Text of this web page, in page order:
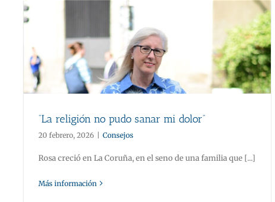
“La religión no pudo sanar mi dolor”
20 febrero, 2026 Consejos
Rosa creció en La Coruña, en el seno de una familia que [...]
Más información